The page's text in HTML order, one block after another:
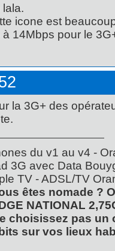
lala.
icone est
à 14Mbps pour le
la 3G+ des
du v1 au v4 -
3G avec Data
TV - ADSL/TV
êtes nomade ?
NATIONAL
choisissez pas un
sur vos lieux